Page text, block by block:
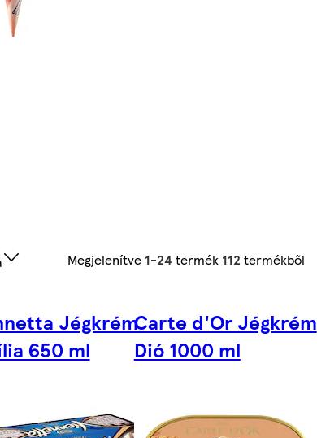
Megjelenítve 1-24 termék 112 termékből
Jégkrém
650 ml
Carte d'Or Jégkrém
Dió 1000 ml